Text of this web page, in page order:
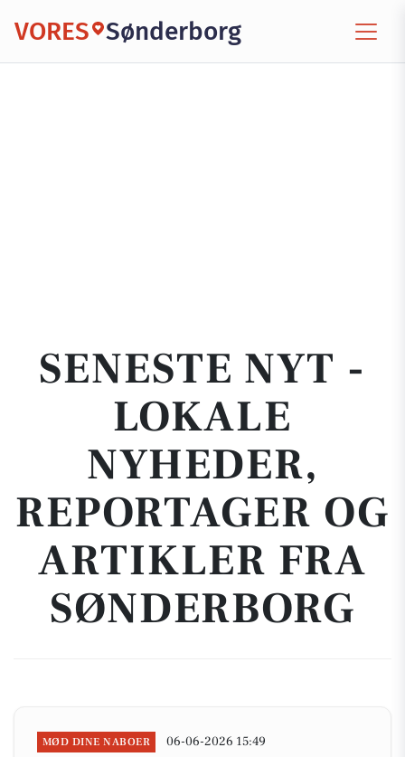
VORES Sønderborg
SENESTE NYT -
LOKALE
NYHEDER,
REPORTAGER OG
ARTIKLER FRA
SØNDERBORG
MØD DINE NABOER 06-06-2026 15:49